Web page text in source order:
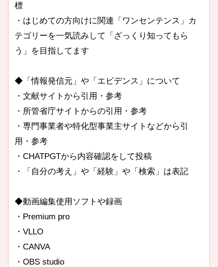
標
・はじめての方向けに関連「ワンセンテンス」カ
テゴリーを一気読みして「ざっくり知ってもら
う」を目指してます
◆「情報発信元」や「エビデンス」について
・文献サイトから引用・参考
・所管省庁サイトからの引用・参考
・専門事業者や特化型事業主サイトなどから引
用・参考
・CHATPGTから内容確認をして投稿
・「自分の考え」や「経験」や「検索」は表記
◆動画編集使用ソフトや録画
・Premium pro
・VLLO
・CANVA
・OBS studio